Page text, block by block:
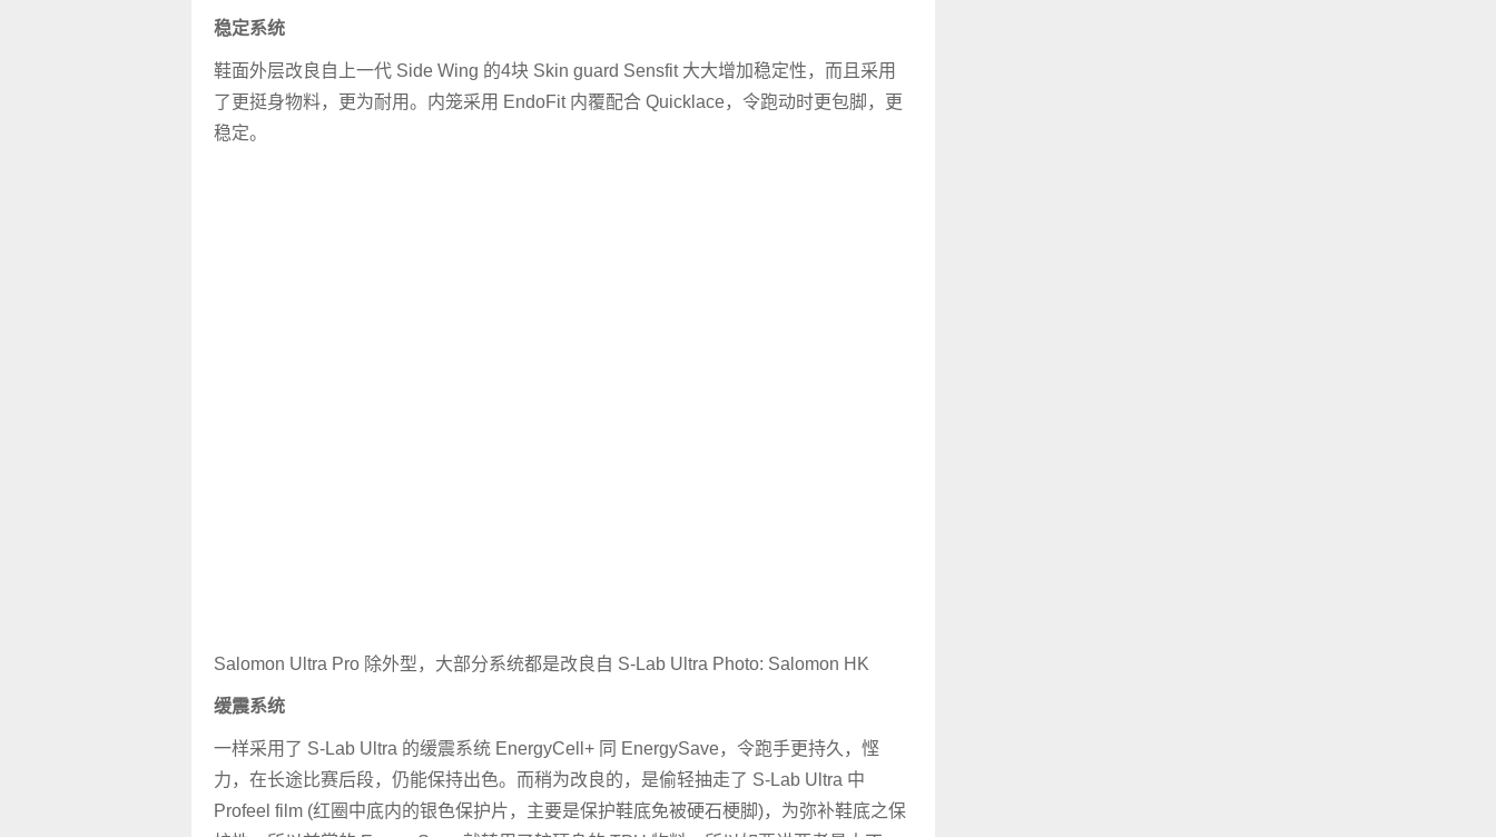
稳定系统
鞋面外层改良自上一代 Side Wing 的4块 Skin guard Sensfit 大大增加稳定性，而且采用
了更挺身物料，更为耐用。内笼采用 EndoFit 内覆配合 Quicklace，令跑动时更包脚，更
稳定。
Salomon Ultra Pro 除外型，大部分系统都是改良自 S-Lab Ultra Photo: Salomon HK
缓震系统
一样采用了 S-Lab Ultra 的缓震系统 EnergyCell+ 同 EnergySave，令跑手更持久，悭
力，在长途比赛后段，仍能保持出色。而稍为改良的，是偷轻抽走了 S-Lab Ultra 中
Profeel film (红圈中底内的银色保护片，主要是保护鞋底免被硬石梗脚)，为弥补鞋底之保